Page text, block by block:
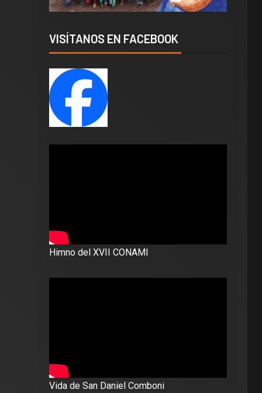
VISÍTANOS EN FACEBOOK
Himno del XVII CONAMI
Vida de San Daniel Comboni